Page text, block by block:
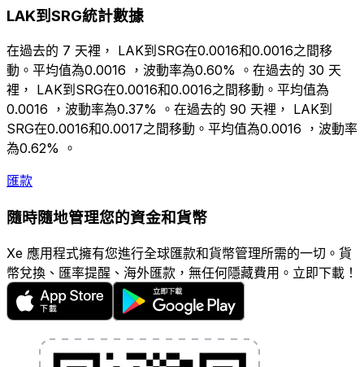
LAK到SRG統計數據
在過去的 7 天裡， LAK到SRG在0.0016和0.0016之間移
動。平均值為0.0016 ，波動率為0.60% 。在過去的 30 天
裡， LAK到SRG在0.0016和0.0016之間移動。平均值為
0.0016 ，波動率為0.37% 。在過去的 90 天裡， LAK到
SRG在0.0016和0.0017之間移動。平均值為0.0016 ，波動率
為0.62% 。
匯款
隨時隨地管理您的資金和貨幣
Xe 應用程式擁有您進行全球匯款和貨幣管理所需的一切。貨
幣兌換、匯率提醒、海外匯款，無任何隱藏費用。立即下載！